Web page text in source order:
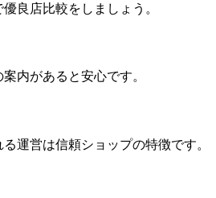
良店比較をしましょう。
内があると安心です。
運営は信頼ショップの特徴です。